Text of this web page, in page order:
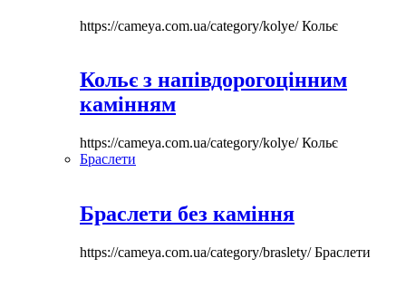
https://cameya.com.ua/category/kolye/Кольє
Кольє з напівдорогоцінним
камінням
https://cameya.com.ua/category/kolye/Кольє
Браслети
Браслети без каміння
https://cameya.com.ua/category/braslety/Браслети